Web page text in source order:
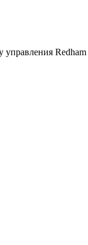
управления